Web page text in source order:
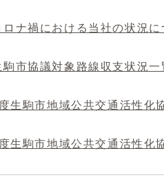
ナ禍における当社の状況に
市協議対象路線収支状況
生駒市地域公共交通活性化
生駒市地域公共交通活性化